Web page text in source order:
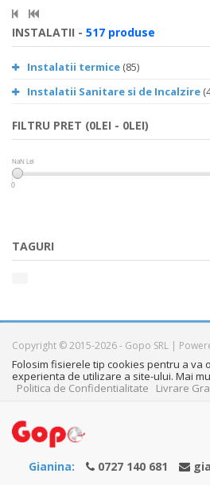
INSTALATII - 517 produse
Instalatii termice (85)
Instalatii Sanitare si de Incalzire
FILTRU PRET (0LEI - 0LEI)
NaN Lei
NaN Lei
0
TAGURI
Copyright © 2015-2026 - Gopo SRL |
Folosim fisierele tip cookies pentru a va
experienta de utilizare a site-ului. Mai
Politica de Confidentialitate
Livrare
Gianina: 0727 140 681